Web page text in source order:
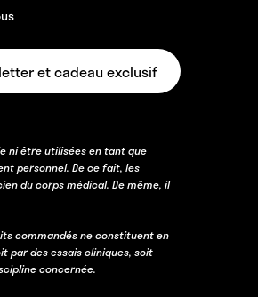
et cadeau exclusif
ni être utilisées en tant que
personnel. De ce fait, les
du corps médical. De même, il
commandés ne constituent en
par des essais cliniques, soit
concernée.